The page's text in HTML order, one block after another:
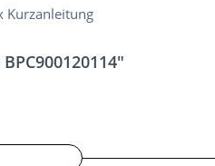
Kurzanleitung